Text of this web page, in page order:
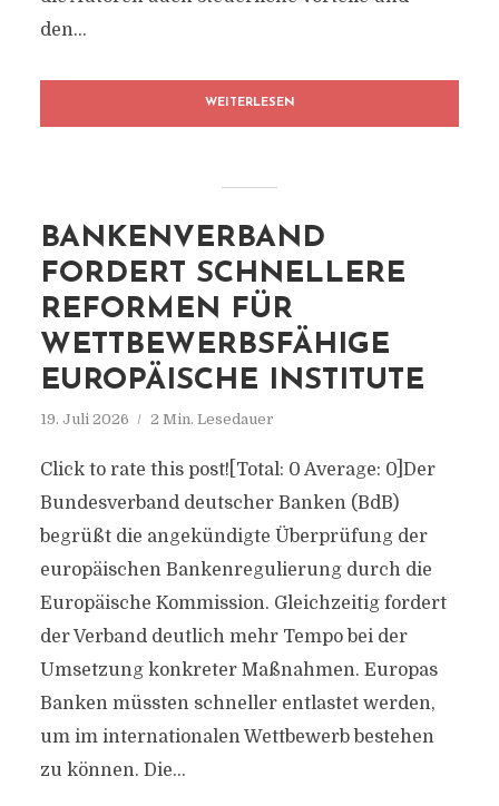
den...
WEITERLESEN
BANKENVERBAND
FORDERT SCHNELLERE
REFORMEN FÜR
WETTBEWERBSFÄHIGE
EUROPÄISCHE INSTITUTE
19. Juli 2026 2 Min. Lesedauer
Click to rate this post![Total: 0 Average: 0]Der
Bundesverband deutscher Banken (BdB)
begrüßt die angekündigte Überprüfung der
europäischen Bankenregulierung durch die
Europäische Kommission. Gleichzeitig fordert
der Verband deutlich mehr Tempo bei der
Umsetzung konkreter Maßnahmen. Europas
Banken müssten schneller entlastet werden,
um im internationalen Wettbewerb bestehen
zu können. Die...